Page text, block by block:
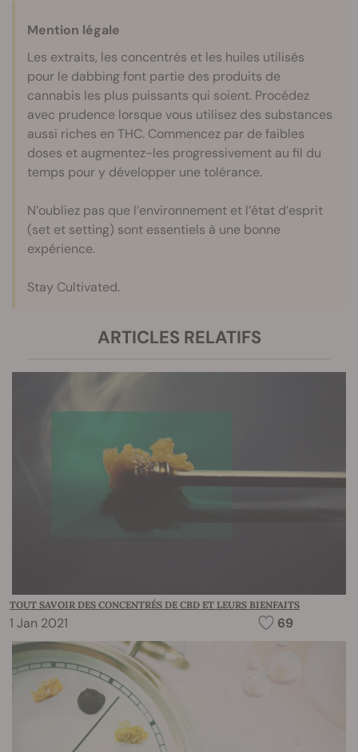
Mention légale
Les extraits, les concentrés et les huiles utilisés
pour le dabbing font partie des produits de
cannabis les plus puissants qui soient. Procédez
avec prudence lorsque vous utilisez des substances
aussi riches en THC. Commencez par de faibles
doses et augmentez-les progressivement au fil du
temps pour y développer une tolérance.
N’oubliez pas que l’environnement et l’état d’esprit
(set et setting) sont essentiels à une bonne
expérience.
Stay Cultivated.
ARTICLES RELATIFS
TOUT SAVOIR DES CONCENTRÉS DE CBD ET LEURS BIENFAITS
1 Jan 2021 69